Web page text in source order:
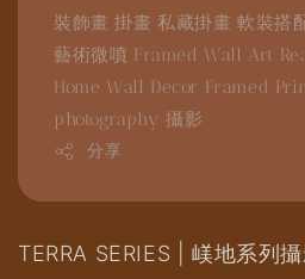
裝飾畫掛畫 私藏掛畫軟裝搭
藝術微噴 Framed Wall Art
Home Wall Decor Framed
photography攝影
分享
TERRA SERIES | 嵄地系列